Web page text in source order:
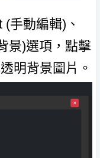
手動編輯)、
景)選項，點擊
明背景圖片。